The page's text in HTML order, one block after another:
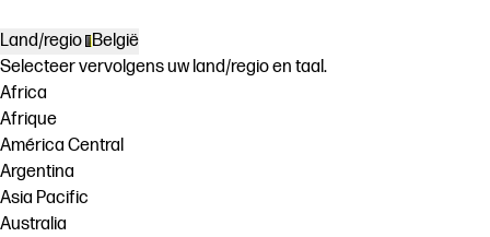
Land/regio België
Selecteer vervolgens uw land/regio en taal.
Africa
Afrique
América Central
Argentina
Asia Pacific
Australia